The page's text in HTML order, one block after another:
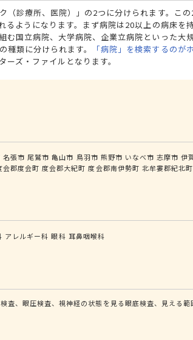
（診療所、医院）」の2つに分けられます。こ
るようになります。まず病院は20以上の病床を
む国立病院、大学病院、企業立病院といった大
類に分けられます。
「病院」を検索するのが
ズ・ファイルとなります。
名張市 尾鷲市 亀山市 鳥羽市 熊野市 いなべ市 志摩市 伊
会郡度会町 度会郡大紀町 度会郡南伊勢町 北牟婁郡紀北町
アレルギー科 眼科 耳鼻咽喉科
査、眼圧検査、視神経の状態を見る眼底検査、見える